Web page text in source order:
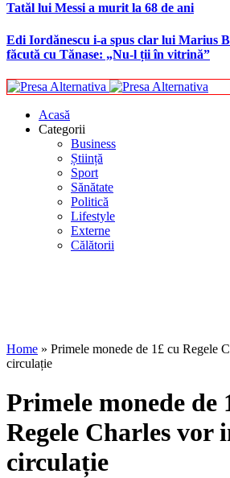
Tatăl lui Messi a murit la 68 de ani
Edi Iordănescu i-a spus clar lui Marius
făcută cu Tănase: „Nu-l ții în vitrină”
Acasă
Categorii
Business
Știință
Sport
Sănătate
Politică
Lifestyle
Externe
Călătorii
Home » Primele monede de 1£ cu Regele
circulație
Primele monede de
Regele Charles vor
circulație